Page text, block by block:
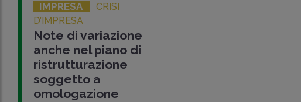
IMPRESA
CRISI
D’IMPRESA
Note di variazione
anche nel piano di
ristrutturazione
soggetto a
omologazione